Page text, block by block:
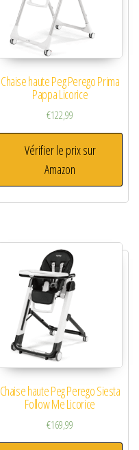
Chaise haute Peg Perego Prima
Pappa Licorice
€122,99
Vérifier le prix sur
Amazon
Chaise haute Peg Perego Siesta
Follow Me Licorice
€169,99